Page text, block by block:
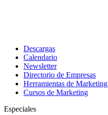
Descargas
Calendario
Newsletter
Directorio de Empresas
Herramientas de Marketing
Cursos de Marketing
Especiales